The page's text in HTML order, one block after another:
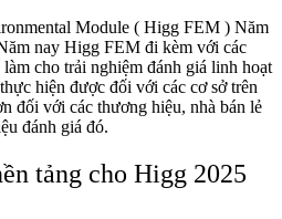
Module ( Higg FEM ) Năm
nay Higg FEM đi kèm với các
cho trải nghiệm đánh giá linh hoạt
hiện được đối với các cơ sở trên
đối với các thương hiệu, nhà bán lẻ
đánh giá đó.
tảng cho Higg 2025